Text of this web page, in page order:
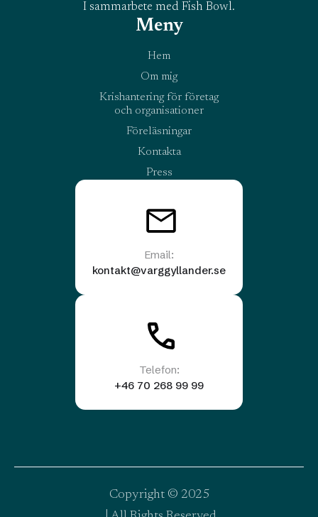
I sammarbete med Fish Bowl.
Meny
Hem
Om mig
Krishantering för företag
och organisationer
Föreläsningar
Kontakta
Press
Email:
kontakt@varggyllander.se
Telefon:
+46 70 268 99 99
Copyright © 2025